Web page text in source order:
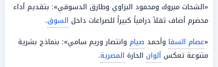
«الشحات مبروك ومحمود البزاوي وطارق الدسوقي»: بتقديم أداء
مخضرم أضاف ثقلاً درامياً كبيراً للصراعات داخل السوق.
«عصام السقا وأحمد صيام وانتصار وريم سامي»: بنماذج بشرية
متنوعة تعكس ألوان الحارة المصرية.